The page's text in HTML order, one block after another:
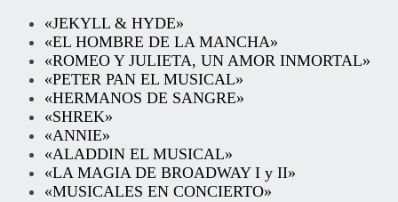
«JEKYLL & HYDE»
«EL HOMBRE DE LA MANCHA»
«ROMEO Y JULIETA, UN AMOR INMORTAL»
«PETER PAN EL MUSICAL»
«HERMANOS DE SANGRE»
«SHREK»
«ANNIE»
«ALADDIN EL MUSICAL»
«LA MAGIA DE BROADWAY I y II»
«MUSICALES EN CONCIERTO»​